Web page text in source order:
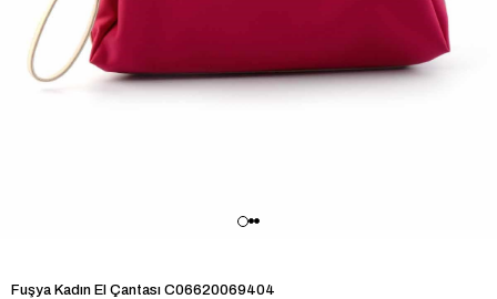
Fuşya Kadın El Çantası C06620069404